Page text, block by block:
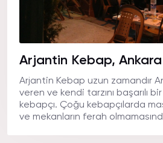
Arjantin Kebap, Ankara
Arjantin Kebap uzun zamandır
veren ve kendi tarzını başarılı
kebapçı. Çoğu kebapçılarda
ve mekanların ferah